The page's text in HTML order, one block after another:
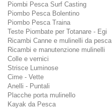
Piombi Pesca Surf Casting
Piombo Pesca Bolentino
Piombo Pesca Traina
Teste Piombate per Totanare - Egi
Ricambi Canne e mulinelli da pesca
Ricambi e manutenzione mulinelli
Colle e vernici
Strisce Luminose
Cime - Vette
Anelli - Puntali
Placche porta mulinello
Kayak da Pesca